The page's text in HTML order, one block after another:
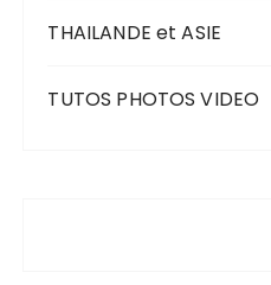
THAILANDE et ASIE
TUTOS PHOTOS VIDEO